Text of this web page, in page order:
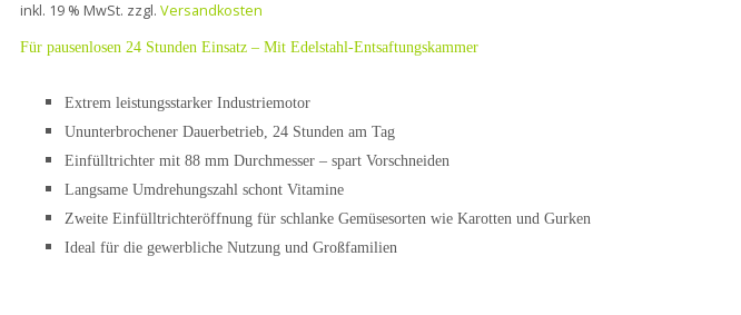
inkl. 19 % MwSt. zzgl. Versandkosten
Für pausenlosen 24 Stunden Einsatz – Mit Edelstahl-Entsaftungskammer
Extrem leistungsstarker Industriemotor
Ununterbrochener Dauerbetrieb, 24 Stunden am Tag
Einfülltrichter mit 88 mm Durchmesser – spart Vorschneiden
Langsame Umdrehungszahl schont Vitamine
Zweite Einfülltrichteröffnung für schlanke Gemüsesorten wie Karotten und Gurken
Ideal für die gewerbliche Nutzung und Großfamilien